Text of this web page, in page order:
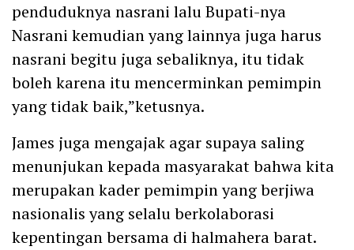
penduduknya nasrani lalu Bupati-nya
Nasrani kemudian yang lainnya juga harus
nasrani begitu juga sebaliknya, itu tidak
boleh karena itu mencerminkan pemimpin
yang tidak baik,”ketusnya.
James juga mengajak agar supaya saling
menunjukan kepada masyarakat bahwa kita
merupakan kader pemimpin yang berjiwa
nasionalis yang selalu berkolaborasi
kepentingan bersama di halmahera barat.